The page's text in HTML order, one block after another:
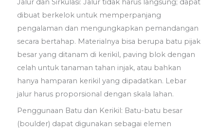
Jalur dan Sirkulasi: Jalur tidak harus langsung; dapat
dibuat berkelok untuk memperpanjang
pengalaman dan mengungkapkan pemandangan
secara bertahap. Materialnya bisa berupa batu pijak
besar yang ditanam di kerikil, paving blok dengan
celah untuk tanaman tahan injak, atau bahkan
hanya hamparan kerikil yang dipadatkan. Lebar
jalur harus proporsional dengan skala lahan.
Penggunaan Batu dan Kerikil: Batu-batu besar
(boulder) dapat digunakan sebagai elemen